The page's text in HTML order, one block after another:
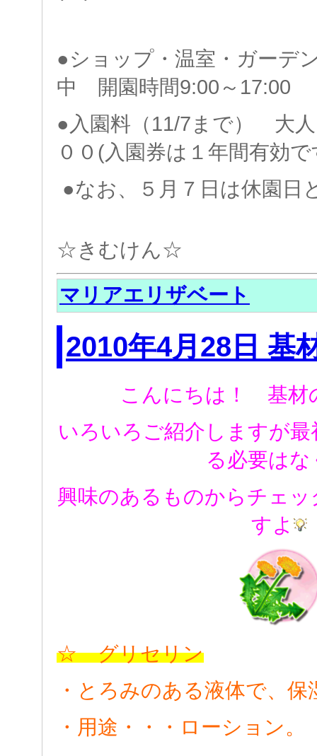
●ショップ・温室・ガーデ
中 開園時間9:00～17:00
●入園料（11/7まで） 大
００(入園券は１年間有効
●なお、５月７日は休園日
☆きむけん☆
マリアエリザベート
2010年4月28日 基
こんにちは！ 基材
いろいろご紹介しますが
る必要はな
興味のあるものからチェ
すよ
☆ グリセリン
・とろみのある液体で、
・用途・・・ローション。